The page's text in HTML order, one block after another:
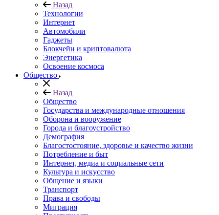
Назад
Технологии
Интернет
Автомобили
Гаджеты
Блокчейн и криптовалюта
Энергетика
Освоение космоса
Общество
Назад
Общество
Государства и международные отношения
Оборона и вооружение
Города и благоустройство
Демография
Благостостояние, здоровье и качество жизни
Потребление и быт
Интернет, медиа и социальные сети
Культура и искусство
Общение и языки
Транспорт
Права и свободы
Миграция